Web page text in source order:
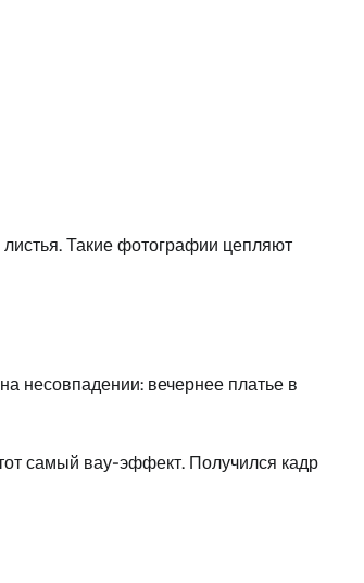
Такие фотографии цепляют
несовпадении: вечернее платье в
самый вау-эффект. Получился кадр